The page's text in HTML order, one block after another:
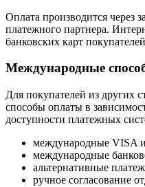
Оплата производится через
платежного партнера.
банковских карт
Международные
Для покупателей из других
способы оплаты в
доступности платежных
международные VISA
международные
альтернативные
ручное согласование